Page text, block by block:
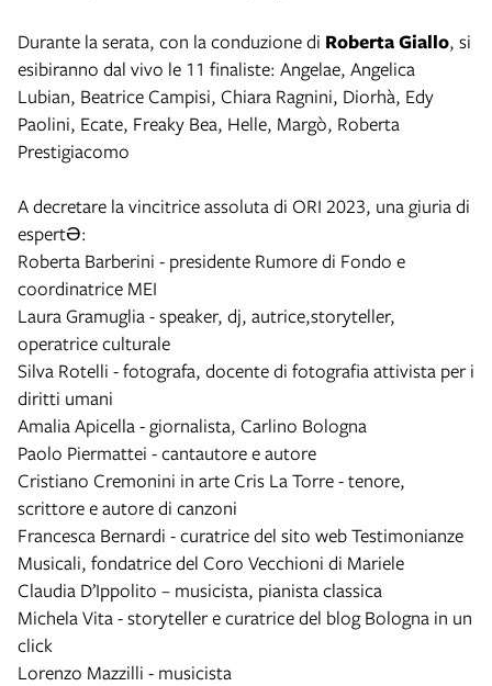
Durante la serata, con la conduzione di Roberta Giallo, si
esibiranno dal vivo le 11 finaliste: Angelae, Angelica
Lubian, Beatrice Campisi, Chiara Ragnini, Diorhà, Edy
Paolini, Ecate, Freaky Bea, Helle, Margò, Roberta
Prestigiacomo
A decretare la vincitrice assoluta di ORI 2023, una giuria di
espertƏ:
Roberta Barberini - presidente Rumore di Fondo e
coordinatrice MEI
Laura Gramuglia - speaker, dj, autrice,storyteller,
operatrice culturale
Silva Rotelli - fotografa, docente di fotografia attivista per i
diritti umani
Amalia Apicella - giornalista, Carlino Bologna
Paolo Piermattei - cantautore e autore
Cristiano Cremonini in arte Cris La Torre - tenore,
scrittore e autore di canzoni
Francesca Bernardi - curatrice del sito web Testimonianze
Musicali, fondatrice del Coro Vecchioni di Mariele
Claudia D’Ippolito – musicista, pianista classica
Michela Vita - storyteller e curatrice del blog Bologna in un
click
Lorenzo Mazzilli - musicista